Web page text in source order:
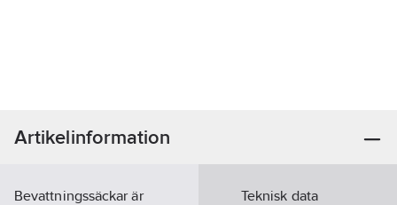
Artikelinformation
Bevattningssäckar är
Teknisk data